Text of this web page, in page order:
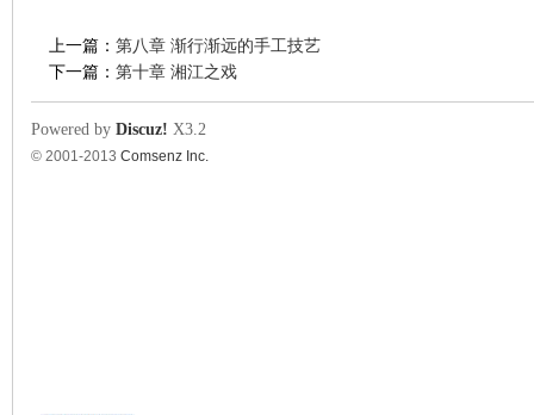
上一篇： 第八章 渐行渐远的手工技艺
下一篇： 第十章 湘江之戏
Powered by Discuz! X3.2
© 2001-2013 Comsenz Inc.